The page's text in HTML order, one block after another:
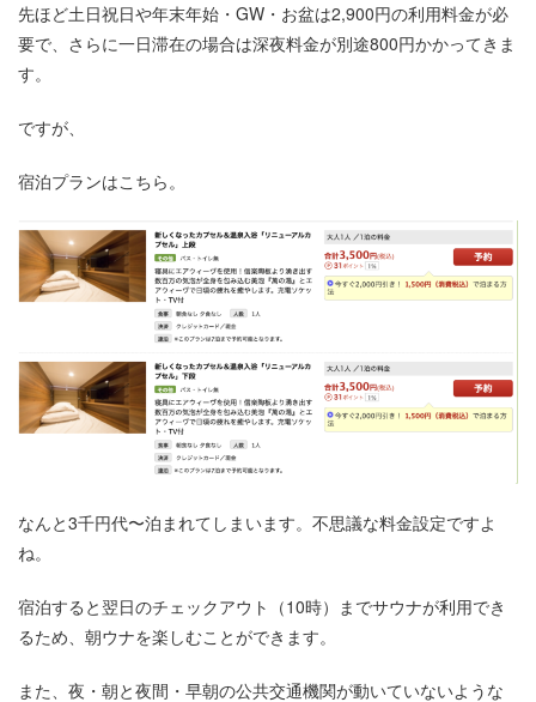
先ほど土日祝日や年末年始・GW・お盆は2,900円の利用料金が必
要で、さらに一日滞在の場合は深夜料金が別途800円かかってきま
す。
ですが、
宿泊プランはこちら。
なんと3千円代〜泊まれてしまいます。不思議な料金設定ですよ
ね。
宿泊すると翌日のチェックアウト（10時）までサウナが利用でき
るため、朝ウナを楽しむことができます。
また、夜・朝と夜間・早朝の公共交通機関が動いていないような